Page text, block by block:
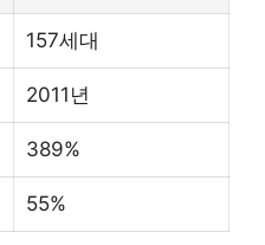
157세대
2011년
389%
55%